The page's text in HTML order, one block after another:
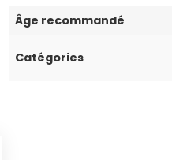
Âge recommandé
Catégories